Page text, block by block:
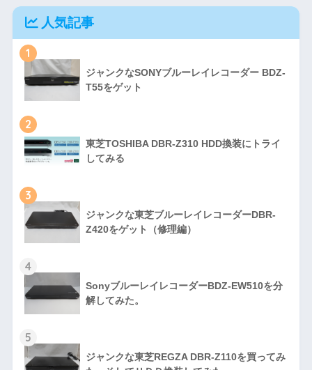
人気記事
1
ジャンクなSONYブルーレイレコーダー BDZ-
T55をゲット
2
東芝TOSHIBA DBR-Z310 HDD換装にトライ
してみる
3
ジャンクな東芝ブルーレイレコーダーDBR-
Z420をゲット（修理編）
4
SonyブルーレイレコーダーBDZ-EW510を分
解してみた。
5
ジャンクな東芝REGZA DBR-Z110を買ってみ